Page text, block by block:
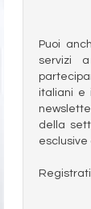
Puoi
servizi
italiani e
della
esclusive